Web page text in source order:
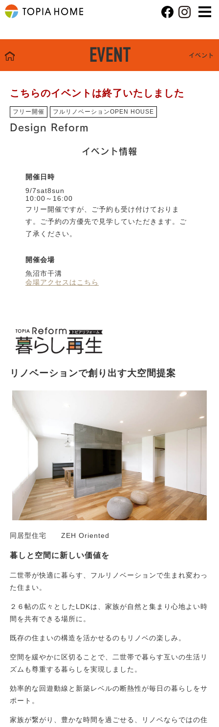
EVENT イベント
こちらのイベントは終了いたしました
フリー開催 フルリノベーションOPEN HOUSE
Design Reform
イベント情報
開催日時
9/7sat8sun
10:00～16:00
フリー開催ですが、ご予約も受け付けておりま
す。ご予約の方優先で見学していただきます。ご
了承ください。
開催会場
魚沼市干溝
会場アクセスはこちら
リノベーションで創り出す大空間提案
同居型住宅 ZEH Oriented
暮しと空間に新しい価値を
二世帯が快適に暮らす、フルリノベーションで生まれ変わっ
た住まい。
２６帖の広々としたLDKは、家族が自然と集まり心地よい時
間を共有できる場所に。
既存の住まいの構造を活かせるのもリノベの楽しみ。
空間を緩やかに区切ることで、二世帯で暮らす互いの生活リ
ズムも尊重する暮らしを実現しました。
効率的な回遊動線と新築レベルの断熱性が毎日の暮らしをサ
ポート。
家族が繋がり、豊かな時間を過ごせる、リノベならではの住